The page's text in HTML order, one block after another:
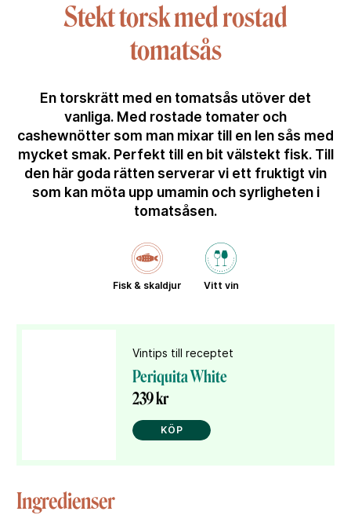
Stekt torsk med rostad
tomatsås
En torskrätt med en tomatsås utöver det
vanliga. Med rostade tomater och
cashewnötter som man mixar till en len sås med
mycket smak. Perfekt till en bit välstekt fisk. Till
den här goda rätten serverar vi ett fruktigt vin
som kan möta upp umamin och syrligheten i
tomatsåsen.
Fisk & skaldjur Vitt vin
Vintips till receptet
Periquita White
239 kr
KÖP
Ingredienser